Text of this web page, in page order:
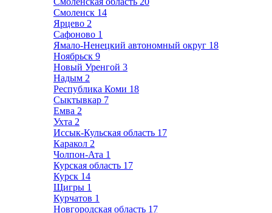
Смоленск 14
Ярцево 2
Сафоново 1
Ямало-Ненецкий автономный округ 18
Ноябрьск 9
Новый Уренгой 3
Надым 2
Республика Коми 18
Сыктывкар 7
Емва 2
Ухта 2
Иссык-Кульская область 17
Каракол 2
Чолпон-Ата 1
Курская область 17
Курск 14
Щигры 1
Курчатов 1
Новгородская область 17